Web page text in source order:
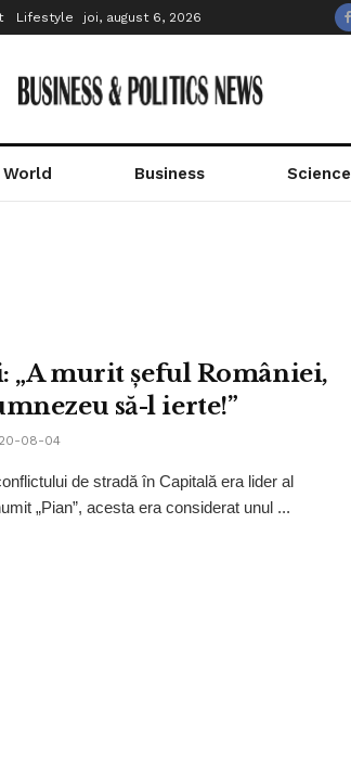
Lifestyle joi, august 6, 2026
World Business Science
„A murit șeful României,
să-l ierte!”
08-04
de stradă în Capitală era lider al
„Pian”, acesta era considerat unul ...